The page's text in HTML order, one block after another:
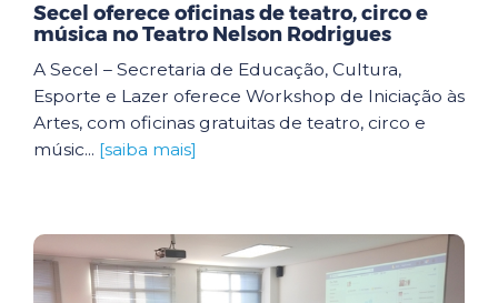
Secel oferece oficinas de teatro, circo e
música no Teatro Nelson Rodrigues
A Secel – Secretaria de Educação, Cultura,
Esporte e Lazer oferece Workshop de Iniciação às
Artes, com oficinas gratuitas de teatro, circo e
músic... [saiba mais]